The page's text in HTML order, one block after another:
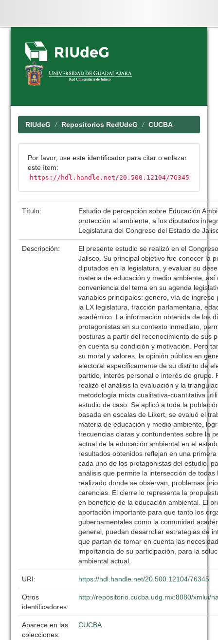
Skip
navigation
RIUdeG Repositorios RedUdeG CUCBA
Por favor, use este identificador para citar o enlazar
este ítem:
https://hdl.handle.net/20.500.12104/76345
Título:
Estudio de percepción sobre Educación
protección al ambiente, a los diputados
Legislatura del Congreso del Estado de
Descripción:
El presente estudio se realizó en el
Jalisco. Su principal objetivo fue conocer la
diputados en la legislatura, y evaluar su
materia de educación y medio ambiente, así
conveniencia del tema en su agenda
variables principales: genero, vía de ingreso
la LX legislatura, fracción parlamentaria,
académico. La información obtenida de los
protagonistas en su contexto inmediato,
posturas a partir del reconocimiento de sus
en cuenta su condición y motivación. Pero
su moral y valores, la opinión pública en
electoral específicamente de su distrito de
partido, interés personal e interés de grupo.
realizó el análisis la evaluación y la
metodología mixta cualitativa-cuantitativa
estudio de caso. Se aplicó a toda la
basada en escalas de Likert, se evaluó el
materia de educación y medio ambiente,
frecuencias claras y contundentes sobre la
actual de la educación ambiental en el
resultados obtenidos reflejan en una
cada uno de los protagonistas del estudio,
análisis que permite la intersección de
realizado donde se observan, problemas
carencias. El cierre lo representa la
en beneficio de la educación ambiental. El
aportación importante para que tanto los
gubernamentales como la comunidad
general, puedan desarrollar estrategias de
que partan de tomar en cuenta las
importancia de su participación, para la
ambiental actual.
URI: https://hdl.handle.net/20.500.12104/76345
Otros
identificadores:
http://repositorio.cucba.udg.mx:8080/xmlui/
Aparece en las
colecciones:
CUCBA